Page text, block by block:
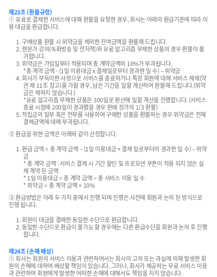
제23조 (환불규정)
① 유료로 결제한 서비스에 대해 환불을 요청한 경우, 회사는 아래의 환급기준에 따라 이
용 대급을 환급합니다.
1. 구매상품 환불 시 위약금을 제외한 잔여금액을 환불해 드립니다.
2. 젠문가 강의(녹화방송 및 전자책)와 유료 알고리즘 무제한 상품의 경우 환불이 불
가합니다.
3. 위약금은 가입일부터 적용되며 총 계약금액의 10%가 부과됩니다.
*총 계약 금액 - (1일 이용대금 x 결제일로부터 경과한 일 수) – 위약금
4. 회사가 부득이한 사정으로 서비스를 종료하거나 특정 회원에 대해 서비스 제재(약
관 제 11조 참고)를 가할 경우, 남은 기간을 일할 계산하여 환불해 드립니다.(위약
금은 제하지 않습니다.)
*유료 알고리즘 무제한 상품은 300일로 환산해 일할 계산을 진행합니다. (서비스
종료 시점에 200일이 경과했을 경우 판매 정가의 1/3 환불)
5. 적립금의 일부 혹은 전부를 사용하여 구매한 상품을 환불하는 경우 위약금은 전체
결제금액에 대해 부과됩니다.
② 환급을 위한 금액은 아래와 같이 산정합니다.
1. 환급 금액 = 총 계약 금액 – (1일 이용대금 × 결제 일로부터의 경과한 일 수) – 위약
금
* 총 계약 금액 : 서비스 결제 시 기간 할인 및 프로모션 쿠폰이 적용 되지 않은 실
제 계약 된 금액
* 1일 이용대금 = 총 계약 금액 ÷ 총 서비스 이용 일 수
* 위약금 = 총 계약 금액 × 10%
③ 환급방법은 아래 두 가지 중에서 진행 되며 진행은 사전에 회원과 논의 된 방식으로
진행 됩니다.
1. 회원이 대금을 결제한 동일한 수단으로 환급합니다.
2. 동일한 수단으로 환급이 불가능 할 경우에는 다른 환급수단을 회원과 논의 후 진행
합니다.
제24조 (손해 배상)
① 회사는 회원의 서비스 이용과 관련하여서는 회사의 고의 또는 과실에 의해 발생한 회
원의 손해에 대하여 배상할 책임이 있습니다. 그러나, 회사가 제공하는 무료 서비스 이용
과 관련하여 회원에게 발생한 어떠한 손해에 대해서도 책임을 지지 않습니다.